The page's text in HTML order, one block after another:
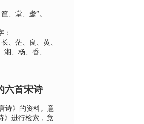
、堂、鸯”。
：
、茫、良、黄、
、杨、香、
六首宋诗
诗》的资料。意
》进行检索，竟